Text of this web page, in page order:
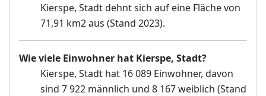
Kierspe, Stadt dehnt sich auf eine Fläche von
71,91 km2 aus (Stand 2023).
Wie viele Einwohner hat Kierspe, Stadt?
Kierspe, Stadt hat 16 089 Einwohner, davon
sind 7 922 männlich und 8 167 weiblich (Stand